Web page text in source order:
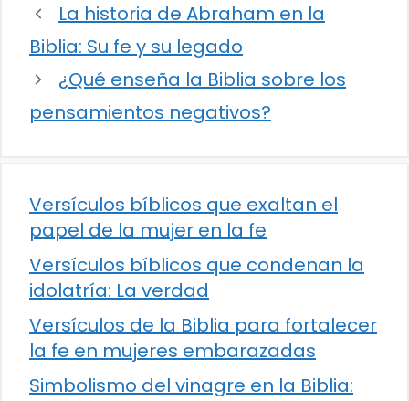
La historia de Abraham en la
Biblia: Su fe y su legado
¿Qué enseña la Biblia sobre los
pensamientos negativos?
Versículos bíblicos que exaltan el
papel de la mujer en la fe
Versículos bíblicos que condenan la
idolatría: La verdad
Versículos de la Biblia para fortalecer
la fe en mujeres embarazadas
Simbolismo del vinagre en la Biblia: